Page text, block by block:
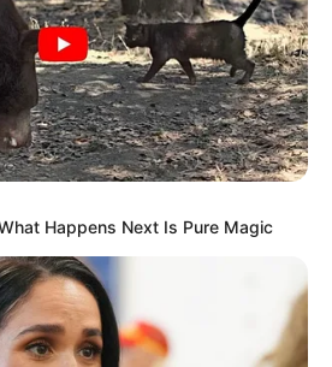
məhkəməsində
olundu
0 0
Happens Next Is Pure Magic